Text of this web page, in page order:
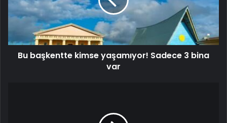
Bu başkentte kimse yaşamıyor! Sadece 3 bina
var